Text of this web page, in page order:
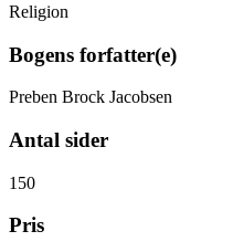
Religion
Bogens forfatter(e)
Preben Brock Jacobsen
Antal sider
150
Pris